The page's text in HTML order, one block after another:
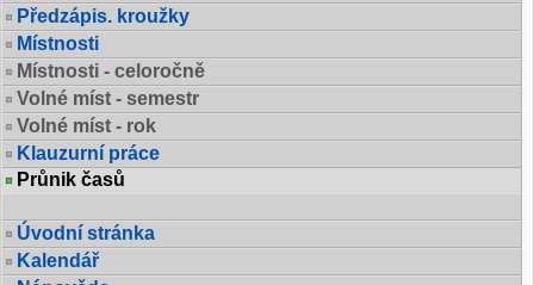
Předzápis. kroužky
Místnosti
Místnosti - celoročně
Volné míst - semestr
Volné míst - rok
Klauzurní práce
Průnik časů
Úvodní stránka
Kalendář